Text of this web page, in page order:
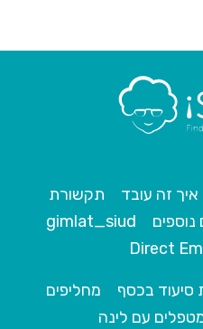
איך זה עובד
תקשורת
נוספים
gimlat_siud
Direct
סיעוד בכסף
מחליפים
עם לינה